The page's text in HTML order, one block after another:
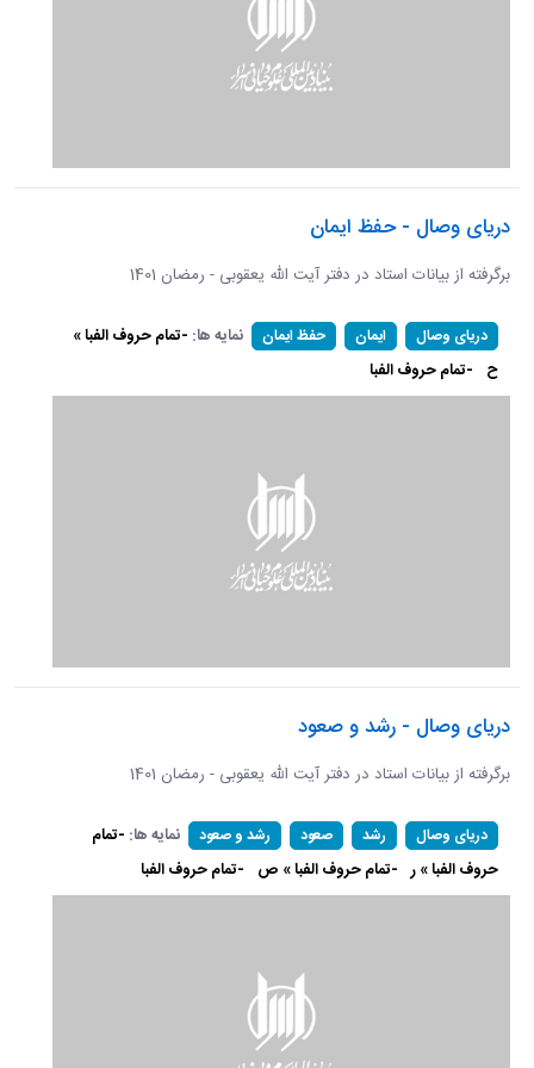
دریای وصال - حفظ ایمان
برگرفته از بیانات استاد در دفتر آیت الله یعقوبی - رمضان 1401
دریای وصال ایمان حفظ ایمان نمایه ها: -تمام حروف الفبا »
ح -تمام حروف الفبا
دریای وصال - رشد و صعود
برگرفته از بیانات استاد در دفتر آیت الله یعقوبی - رمضان 1401
دریای وصال رشد صعود رشد و صعود نمایه ها: -تمام
حروف الفبا » ر -تمام حروف الفبا » ص -تمام حروف الفبا